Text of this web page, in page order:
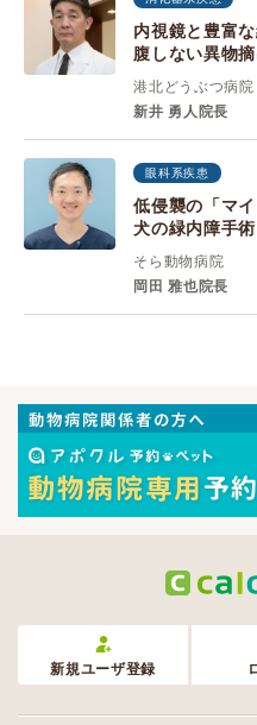
内視鏡と豊富
腹しない異物
港北どうぶつ病院
新井 勇人院長
眼科系疾患
低侵襲の「マ
犬の緑内障手術
そら動物病院
岡田 雅也院長
新規ユーザ登録